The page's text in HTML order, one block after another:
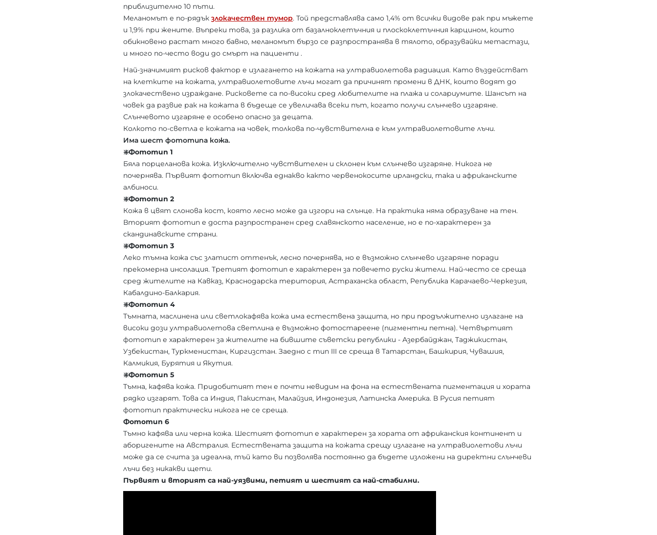
приблизително 10 пъти.
Меланомът е по-рядък злокачествен тумор. Той представлява само 1,4% от всички видове рак при мъжете
и 1,9% при жените. Въпреки това, за разлика от базалноклетъчния и плоскоклетъчния карцином, които
обикновено растат много бавно, меланомът бързо се разпространява в тялото, образувайки метастази,
и много по-често води до смърт на пациенти .
Най-значимият рисков фактор е излагането на кожата на ултравиолетова радиация. Като въздействат
на клетките на кожата, ултравиолетовите лъчи могат да причинят промени в ДНК, които водят до
злокачествено израждане. Рисковете са по-високи сред любителите на плажа и солариумите. Шансът на
човек да развие рак на кожата в бъдеще се увеличава всеки път, когато получи слънчево изгаряне.
Слънчевото изгаряне е особено опасно за децата.
Колкото по-светла е кожата на човек, толкова по-чувствителна е към ултравиолетовите лъчи.
Има шест фототипа кожа.
❇️Фототип 1
Бяла порцеланова кожа. Изключително чувствителен и склонен към слънчево изгаряне. Никога не
почернява. Първият фототип включва еднакво както червенокосите ирландски, така и африканските
албиноси.
❇️Фототип 2
Кожа в цвят слонова кост, която лесно може да изгори на слънце. На практика няма образуване на тен.
Вторият фототип е доста разпространен сред славянското население, но е по-характерен за
скандинавските страни.
❇️Фототип 3
Леко тъмна кожа със златист оттенък, лесно почернява, но е възможно слънчево изгаряне поради
прекомерна инсолация. Третият фототип е характерен за повечето руски жители. Най-често се среща
сред жителите на Кавказ, Краснодарска територия, Астраханска област, Република Карачаево-Черкезия,
Кабалдино-Балкария.
❇️Фототип 4
Тъмната, маслинена или светлокафява кожа има естествена защита, но при продължително излагане на
високи дози ултравиолетова светлина е възможно фотостареене (пигментни петна). Четвъртият
фототип е характерен за жителите на бившите съветски републики - Азербайджан, Таджикистан,
Узбекистан, Туркменистан, Киргизстан. Заедно с тип III се среща в Татарстан, Башкирия, Чувашия,
Калмикия, Бурятия и Якутия.
❇️Фототип 5
Тъмна, кафява кожа. Придобитият тен е почти невидим на фона на естествената пигментация и хората
рядко изгарят. Това са Индия, Пакистан, Малайзия, Индонезия, Латинска Америка. В Русия петият
фототип практически никога не се среща.
Фототип 6
Тъмно кафява или черна кожа. Шестият фототип е характерен за хората от африканския континент и
аборигените на Австралия. Естествената защита на кожата срещу излагане на ултравиолетови лъчи
може да се счита за идеална, тъй като ви позволява постоянно да бъдете изложени на директни слънчеви
лъчи без никакви щети.
Първият и вторият са най-уязвими, петият и шестият са най-стабилни.